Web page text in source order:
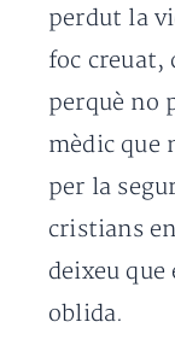
perdut la
foc creuat,
perquè no
mèdic que
per la
cristians
deixeu
oblida.